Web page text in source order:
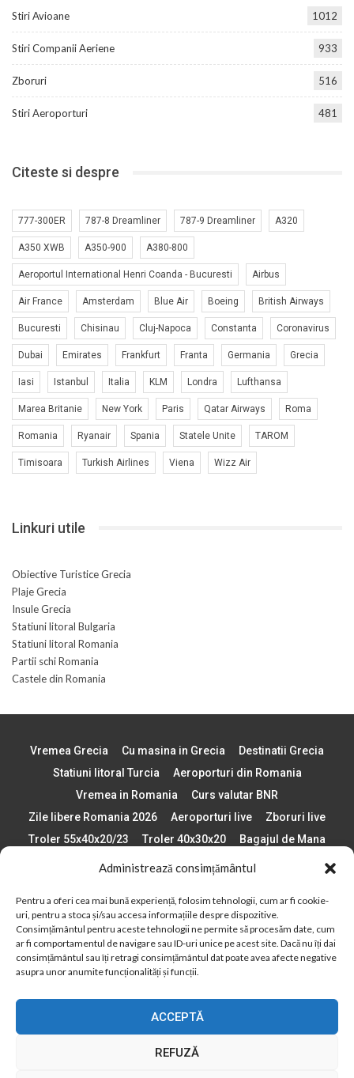
Administrează consimțământul
Pentru a oferi cea mai bună experiență, folosim tehnologii, cum ar fi cookie-
uri, pentru a stoca și/sau accesa informațiile despre dispozitive.
Consimțământul pentru aceste tehnologii ne permite să procesăm date, cum
ar fi comportamentul de navigare sau ID-uri unice pe acest site. Dacă nu îți dai
consimțământul sau îți retragi consimțământul dat poate avea afecte negative
asupra unor anumite funcționalități și funcții.
ACCEPTĂ
REFUZĂ
Stiri Avioane 1012
Stiri Companii Aeriene 933
Zboruri 516
Stiri Aeroporturi 481
Citeste si despre
777-300ER 787-8 Dreamliner 787-9 Dreamliner A320
A350 XWB A350-900 A380-800
Aeroportul International Henri Coanda - Bucuresti Airbus
Air France Amsterdam Blue Air Boeing British Airways
Bucuresti Chisinau Cluj-Napoca Constanta Coronavirus
Dubai Emirates Frankfurt Franta Germania Grecia
Iasi Istanbul Italia KLM Londra Lufthansa
Marea Britanie New York Paris Qatar Airways Roma
Romania Ryanair Spania Statele Unite TAROM
Timisoara Turkish Airlines Viena Wizz Air
Linkuri utile
Obiective Turistice Grecia
Plaje Grecia
Insule Grecia
Statiuni litoral Bulgaria
Statiuni litoral Romania
Partii schi Romania
Castele din Romania
Vremea Grecia Cu masina in Grecia
Destinatii Grecia
Statiuni litoral Turcia
Aeroporturi din Romania
Vremea in Romania
Curs valutar BNR
Zile libere Romania 2026
Aeroporturi live
Zboruri live
Troler 55x40x20/23
Troler 40x30x20
Bagajul de Mana
Paste 2026
Cele mai bune telefoane
Plaje din Europa
Concerte Romania 2025
Asigurare de calatorie
Când se schimba ora în 2026
Calendar Formula 1 sezon 2026
Boarding Pass
Despre AirlinesTravel.ro
Politică cookie-uri (UE)
Cookie Policy (AU)
Politică cookie-uri (ZA)
Politică cookie-uri (Canada)
Politică cookie-uri (BR)